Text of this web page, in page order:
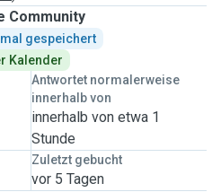
Community
gespeichert
Kalender
Antwortet normalerweise
innerhalb von
innerhalb von etwa 1
Stunde
Zuletzt gebucht
vor 5 Tagen